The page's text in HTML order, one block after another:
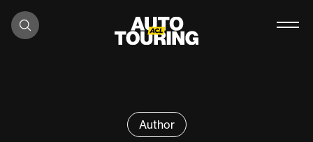
Zum Inhalt springen
Author